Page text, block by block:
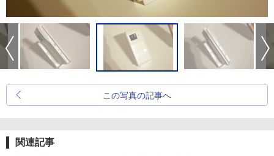
この写真の記事へ
関連記事